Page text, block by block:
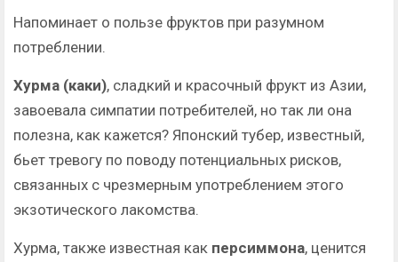
Напоминает о пользе фруктов при разумном
потреблении.
Хурма (каки), сладкий и красочный фрукт из Азии,
завоевала симпатии потребителей, но так ли она
полезна, как кажется? Японский тубер, известный,
бьет тревогу по поводу потенциальных рисков,
связанных с чрезмерным употреблением этого
экзотического лакомства.
Хурма, также известная как персиммона, ценится